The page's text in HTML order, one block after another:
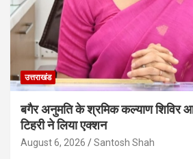
उत्तराखंड
बगैर अनुमति के श्रमिक कल्याण शिविर
टिहरी ने लिया एक्शन
August 6, 2026 Santosh Shah